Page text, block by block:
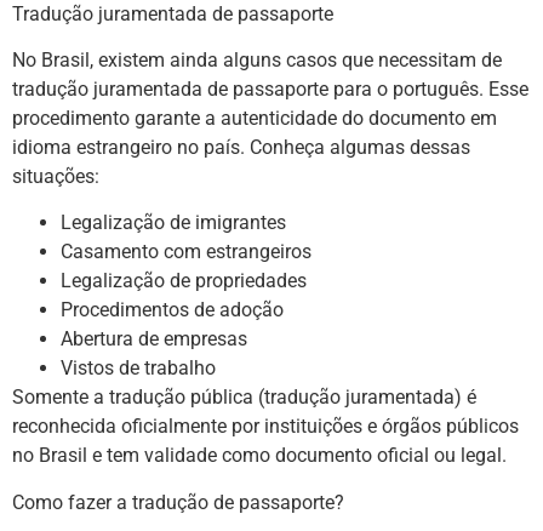
Tradução juramentada de passaporte
No Brasil, existem ainda alguns casos que necessitam de
tradução juramentada de passaporte para o português. Esse
procedimento garante a autenticidade do documento em
idioma estrangeiro no país. Conheça algumas dessas
situações:
Legalização de imigrantes
Casamento com estrangeiros
Legalização de propriedades
Procedimentos de adoção
Abertura de empresas
Vistos de trabalho
Somente a tradução pública (tradução juramentada) é
reconhecida oficialmente por instituições e órgãos públicos
no Brasil e tem validade como documento oficial ou legal.
Como fazer a tradução de passaporte?